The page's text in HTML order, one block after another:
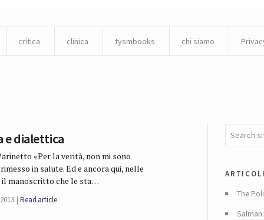
critica clinica tysmbooks chi siamo
e dialettica
«Per la verità, non mi sono
in salute. Ed e ancora qui, nelle
il manoscritto che le sta…
Read article
The